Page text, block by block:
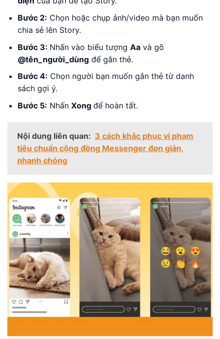
Bước 2: Chọn hoặc chụp ảnh/video mà bạn muốn
chia sẻ lên Story.
Bước 3: Nhấn vào biểu tượng Aavà gõ
@tên_người_dùngđể gắn thẻ.
Bước 4: Chọn người bạn muốn gắn thẻ từ danh
sách gợi ý.
Bước 5: Nhấn Xong để hoàn tất.
Nội dung liên quan: 3 cách khắc phục vi phạm
tiêu chuẩn cộng đồng Messenger đơn giản,
nhanh chóng